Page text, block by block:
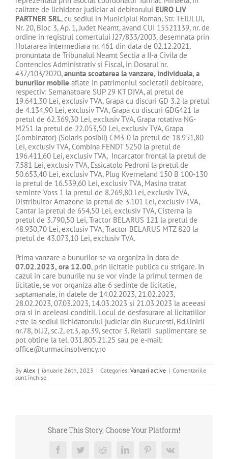
calitate de lichidator judiciar al debitorului EURO LIV
PARTNER SRL, cu sediul in Municipiul Roman, Str. TEIULUI,
Nr. 20, Bloc 3, Ap. 1, Judet Neamt, avand CUI 15521139, nr. de
ordine in registrul comertului J27/833/2003, desemnata prin
Hotararea intermediara nr. 461 din data de 02.12.2021,
pronuntata de Tribunalul Neamt Sectia a II-a Civila de
Contencios Administrativ si Fiscal, in Dosarul nr.
437/103/2020,anunta scoaterea la vanzare, individuala, a
bunurilor mobile aflate in patrimoniul societatii debitoare,
respectiv: Semanatoare SUP 29 KT DIVA, al pretul de
19.641,30 Lei, exclusiv TVA, Grapa cu discuri GD 3.2 la pretul
de 4.134,90 Lei, exclusiv TVA, Grapa cu discuri GDG421 la
pretul de 62.369,30 Lei, exclusiv TVA, Grapa rotativa NG-
M251 la pretul de 22.053,50 Lei, exclusiv TVA, Grapa
(Combinator) (Solaris posibil) CM3-0 la pretul de 18.951,80
Lei, exclusiv TVA, Combina FENDT 5250 la pretul de
196.411,60 Lei, exclusiv TVA, Incarcator frontal la pretul de
7.581 Lei, exclusiv TVA, Essicatolo Pedroni la pretul de
50.653,40 Lei, exclusiv TVA, Plug Kverneland 150 B 100-130
la pretul de 16.539,60 Lei, exclusiv TVA, Masina tratat
seminte Voss 1 la pretul de 8.269,80 Lei, exclusiv TVA,
Distribuitor Amazone la pretul de 3.101 Lei, exclusiv TVA,
Cantar la pretul de 654,50 Lei, exclusiv TVA, Cisterna la
pretul de 3.790,50 Lei, Tractor BELARUS 121 la pretul de
48.930,70 Lei, exclusiv TVA, Tractor BELARUS MTZ 820 la
pretul de 43.073,10 Lei, exclusiv TVA.
Prima vanzare a bunurilor se va organiza in data de
07.02.2023, ora 12.00, prin licitatie publica cu strigare. In
cazul in care bunurile nu se vor vinde la primul termen de
licitatie, se vor organiza alte 6 sedinte de licitatie,
saptamanale, in datele de 14.02.2023, 21.02.2023,
28.02.2023, 07.03.2023, 14.03.2023 si 21.03.2023 la aceeasi
ora si in aceleasi conditii. Locul de desfasurare al licitatiilor
este la sediul lichidatorului judiciar din Bucuresti, Bd.Unirii
nr.78, bl.J2, sc.2, et.3, ap.39, sector 3. Relatii suplimentare se
pot obtine la tel. 031.805.21.25 sau pe e-mail:
office@turmacinsolvency.ro
By Alex | ianuarie 26th, 2023 | Categories: Vanzari active | Comentariile
sunt închisepentru
DE
EURO
LIV
Share This Story, Choose Your Platform!
FacebookTwitterRedditLinkedInPinterest
Vk